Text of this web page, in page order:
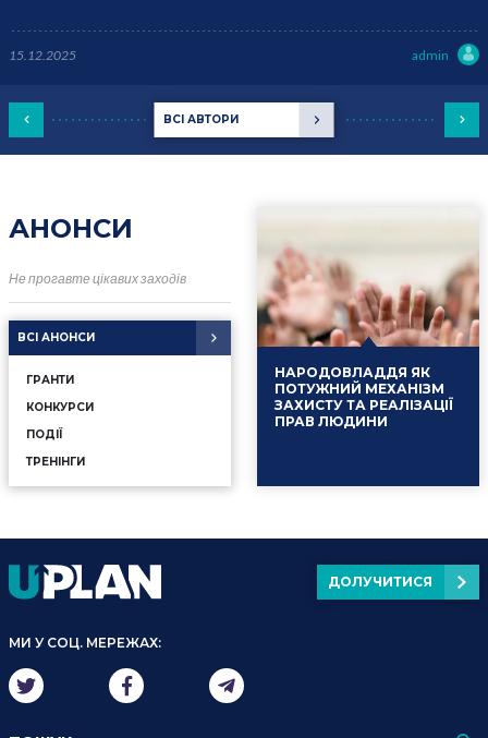
ВСІ АВТОРИ
15.12.2025 admin
АНОНСИ
Не прогавте цікавих заходів
ВСІ АНОНСИ
ГРАНТИ
КОНКУРСИ
ПОДІЇ
ТРЕНІНГИ
НАРОДОВЛАДДЯ ЯК
ПОТУЖНИЙ МЕХАНІЗМ
ЗАХИСТУ ТА РЕАЛІЗАЦІЇ
ПРАВ ЛЮДИНИ
16.01.2025 Події
МИ У СОЦ. МЕРЕЖАХ:
ДОЛУЧИТИСЯ